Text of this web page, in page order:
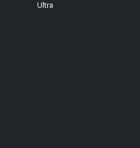
Ultra